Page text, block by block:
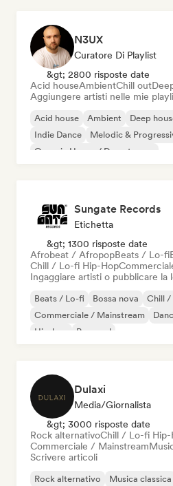
N3UX
Curatore Di Playlist
&gt; 2800 risposte date
Acid houseAmbientChill out
Aggiungere artisti nelle mie
Acid house Ambient Deep
Indie Dance
Melodic &
Organic House / Downtempo
Sungate Records
Etichetta
&gt; 1300 risposte date
Afrobeat / AfropopBeats / Lo-fi
Chill / Lo-fi Hip-Hop
Ingaggiare artisti o pubblicare la
Beats / Lo-fi Bossa nova
Chill /
Commerciale / Mainstream
Hip-hop
Pop soul
Dulaxi
Media/Giornalista
&gt; 3000 risposte date
Rock alternativoChill / Lo-fi Hip-
Commerciale / Mainstream
Scrivere articoli
Rock alternativo Musica classica